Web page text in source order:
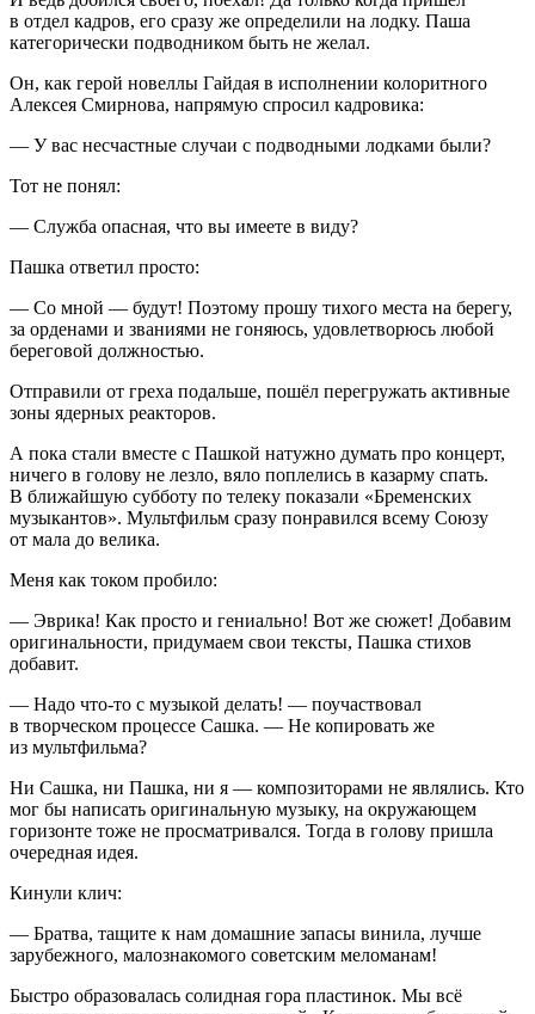
в отдел кадров, его сразу же определили на лодку. Паша
категорически подводником быть не желал.
Он, как герой новеллы Гайдая в исполнении колоритного
Алексея Смирнова, напрямую спросил кадровика:
— У вас несчастные случаи с подводными лодками были?
Тот не понял:
— Служба опасная, что вы имеете в виду?
Пашка ответил просто:
— Со мной — будут! Поэтому прошу тихого места на берегу,
за орденами и званиями не гоняюсь, удовлетворюсь любой
береговой должностью.
Отправили от греха подальше, пошёл перегружать активные
зоны ядерных реакторов.
А пока стали вместе с Пашкой натужно думать про концерт,
ничего в голову не лезло, вяло поплелись в казарму спать.
В ближайшую субботу по телеку показали «Бременских
музыкантов». Мультфильм сразу понравился всему Союзу
от мала до велика.
Меня как током пробило:
— Эврика! Как просто и гениально! Вот же сюжет! Добавим
оригинальности, придумаем свои тексты, Пашка стихов
добавит.
— Надо что-то с музыкой делать! — поучаствовал
в творческом процессе Сашка. — Не копировать же
из мультфильма?
Ни Сашка, ни Пашка, ни я — композиторами не являлись. Кто
мог бы написать оригинальную музыку, на окружающем
горизонте тоже не просматривался. Тогда в голову пришла
очередная идея.
Кинули клич:
— Братва, тащите к нам домашние запасы винила, лучше
зарубежного, малознакомого советским меломанам!
Быстро образовалась солидная гора пластинок. Мы всё